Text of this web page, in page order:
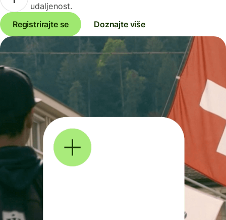
udaljenost.
Registrirajte se
Doznajte više